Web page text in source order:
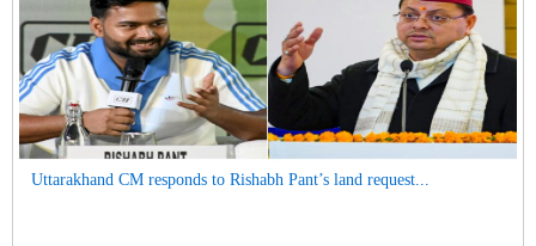
Uttarakhand CM responds to Rishabh Pant’s land request...